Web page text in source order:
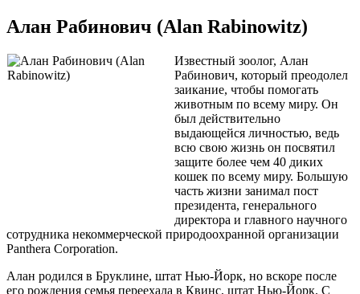
Алан Рабинович (Alan Rabinowitz)
Известный зоолог, Алан
Рабинович, который преодолел
заикание, чтобы помогать
животным по всему миру. Он
был действительно
выдающейся личностью, ведь
всю свою жизнь он посвятил
защите более чем 40 диких
кошек по всему миру. Большую
часть жизни занимал пост
президента, генерального
директора и главного научного
сотрудника некоммерческой природоохранной организации
Panthera Corporation.
Алан родился в Бруклине, штат Нью-Йорк, но вскоре после
его рождения семья переехала в Квинс, штат Нью-Йорк. С